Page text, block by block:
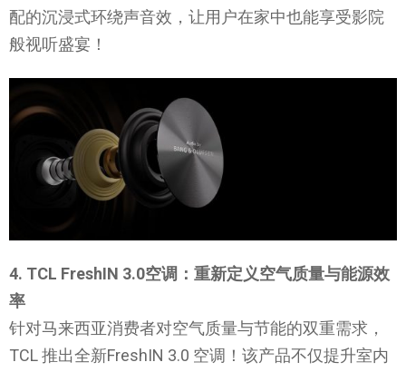
配的沉浸式环绕声音效，让用户在家中也能享受影院
般视听盛宴！
4. TCL FreshIN 3.0空调：重新定义空气质量与能源效
率
针对马来西亚消费者对空气质量与节能的双重需求，
TCL 推出全新FreshIN 3.0 空调！该产品不仅提升室内